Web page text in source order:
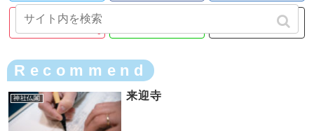
Pocket
0
コピー
Recommend
神社仏閣 来迎寺